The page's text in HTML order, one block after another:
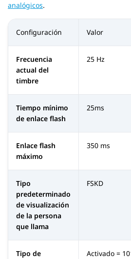
analógicos.
Configuración Valor
Frecuencia
actual del
timbre
25 Hz
Tiempo mínimo
de enlace flash
25ms
Enlace flash
máximo
350 ms
Tipo
predeterminado
de visualización
de la persona
que llama
FSKD
Tipo de
Activado =